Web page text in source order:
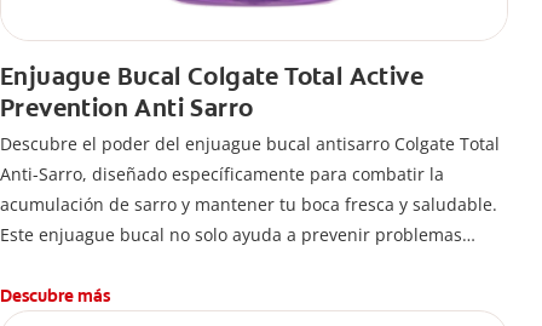
Enjuague Bucal Colgate Total Active
Prevention Anti Sarro
Descubre el poder del enjuague bucal antisarro Colgate Total
Anti-Sarro, diseñado específicamente para combatir la
acumulación de sarro y mantener tu boca fresca y saludable.
Este enjuague bucal no solo ayuda a prevenir problemas
Descubre más